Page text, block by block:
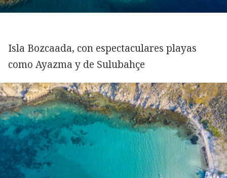
Isla Bozcaada, con espectaculares playas
como Ayazma y de Sulubahçe